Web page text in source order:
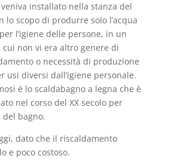
installato nella stanza del
lo scopo di produrre solo l’acqua
l’igiene delle persone, in un
non vi era altro genere di
o necessità di produzione
usi diversi dall’igiene personale.
è lo scaldabagno a legna che è
nel corso del XX secolo per
del bagno.
dato che il riscaldamento
e poco costoso.